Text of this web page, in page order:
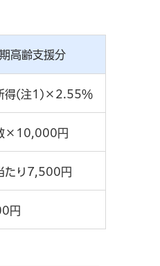
高齢支援分
得(注1)×2.55％
×10,000円
たり7,500円
円